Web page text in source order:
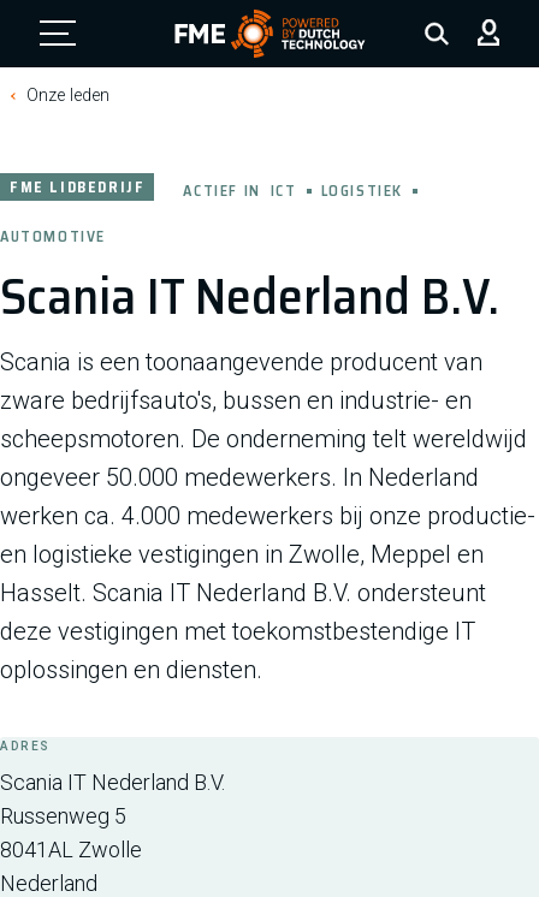
FME Logo, to the homepage
Onze leden
Scania IT Nederland B.V.
FME LIDBEDRIJF ACTIEF IN ICT
LOGISTIEK
AUTOMOTIVE
Scania is een toonaangevende producent van
zware bedrijfsauto's, bussen en industrie- en
scheepsmotoren. De onderneming telt wereldwijd
ongeveer 50.000 medewerkers. In Nederland
werken ca. 4.000 medewerkers bij onze productie-
en logistieke vestigingen in Zwolle, Meppel en
Hasselt. Scania IT Nederland B.V. ondersteunt
deze vestigingen met toekomstbestendige IT
oplossingen en diensten.
ADRES
Scania IT Nederland B.V.
Russenweg 5
8041AL Zwolle
Nederland